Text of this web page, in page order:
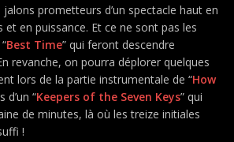
prometteurs d’un spectacle haut en
et en puissance. Et ce ne sont pas les
Best Time” qui feront descendre
revanche, on pourra déplorer quelques
lors de la partie instrumentale de “How
d’un “Keepers of the Seven Keys” qui
de minutes, là où les treize initiales
!